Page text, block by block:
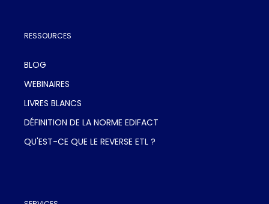
RESSOURCES
BLOG
WEBINAIRES
LIVRES BLANCS
DÉFINITION DE LA NORME EDIFACT
QU'EST-CE QUE LE REVERSE ETL ?